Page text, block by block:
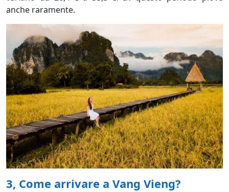
anche raramente.
3, Come arrivare a Vang Vieng?